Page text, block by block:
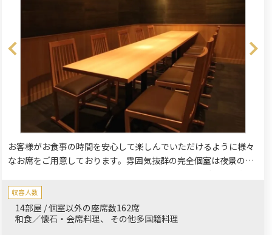
お客様がお食事の時間を安心して楽しんでいただけるように様々
なお席をご用意しております。雰囲気抜群の完全個室は夜景の見
な方とゆったりお過ごしいただけます。
収容人数
14部屋 / 個室以外の座席数162席
和食／懐石・会席料理
その他多国籍料理